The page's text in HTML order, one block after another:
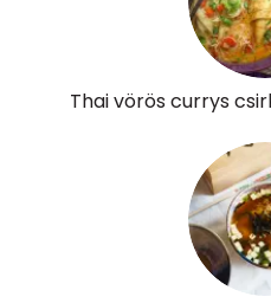
Thai vörös currys